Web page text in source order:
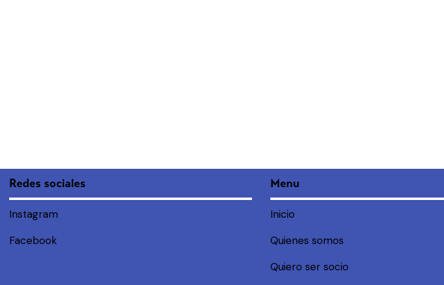
Redes sociales
Instagram
Facebook
Menu
Inicio
Quienes somos
Quiero ser socio